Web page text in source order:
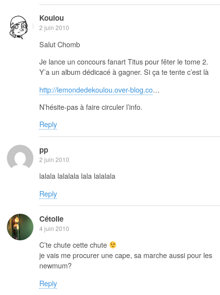
Koulou
2 juin 2010
Salut Chomb
Je lance un concours fanart Titus pour fêter le tome 2.
Y’a un album dédicacé à gagner. Si ça te tente c’est là
http://lemondedekoulou.over-blog.co…
N’hésite-pas à faire circuler l’info.
Reply
pp
2 juin 2010
lalala lalalala lala lalalala
Reply
Cétoile
4 juin 2010
C’te chute cette chute
je vais me procurer une cape, sa marche aussi pour les
newmum?
Reply